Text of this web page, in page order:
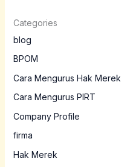
Categories
blog
BPOM
Cara Mengurus Hak Merek
Cara Mengurus PIRT
Company Profile
firma
Hak Merek